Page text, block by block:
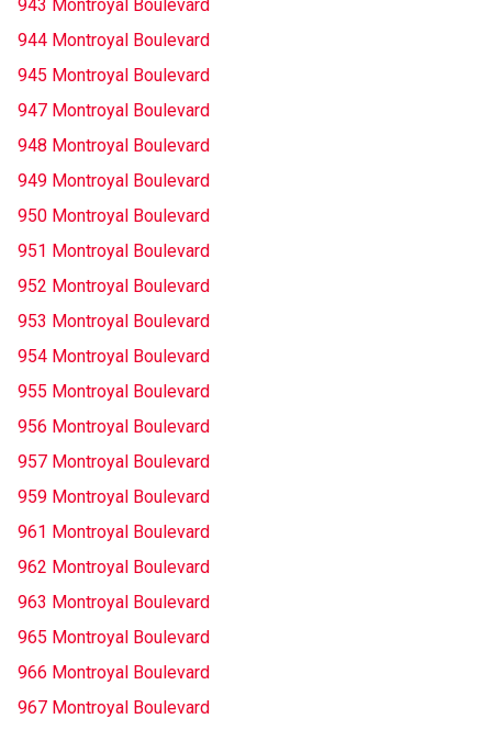
943 Montroyal Boulevard
944 Montroyal Boulevard
945 Montroyal Boulevard
947 Montroyal Boulevard
948 Montroyal Boulevard
949 Montroyal Boulevard
950 Montroyal Boulevard
951 Montroyal Boulevard
952 Montroyal Boulevard
953 Montroyal Boulevard
954 Montroyal Boulevard
955 Montroyal Boulevard
956 Montroyal Boulevard
957 Montroyal Boulevard
959 Montroyal Boulevard
961 Montroyal Boulevard
962 Montroyal Boulevard
963 Montroyal Boulevard
965 Montroyal Boulevard
966 Montroyal Boulevard
967 Montroyal Boulevard